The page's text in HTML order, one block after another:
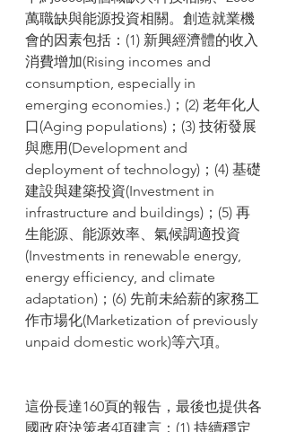
萬職缺與能源投資相關。創造就業機
會的因素包括：(1) 新興經濟體的收入
消費增加(Rising incomes and
consumption, especially in
emerging economies.)；(2) 老年化人
口(Aging populations)；(3) 技術發展
與應用(Development and
deployment of technology)；(4) 基礎
建設與建築投資(Investment in
infrastructure and buildings)；(5) 再
生能源、能源效率、氣候調適投資
(Investments in renewable energy,
energy efficiency, and climate
adaptation)；(6) 先前未給薪的家務工
作市場化(Marketization of previously
unpaid domestic work)等六項。
這份長達160頁的報告，最後也提供各
國政府決策者4項建言：(1) 持續穩定